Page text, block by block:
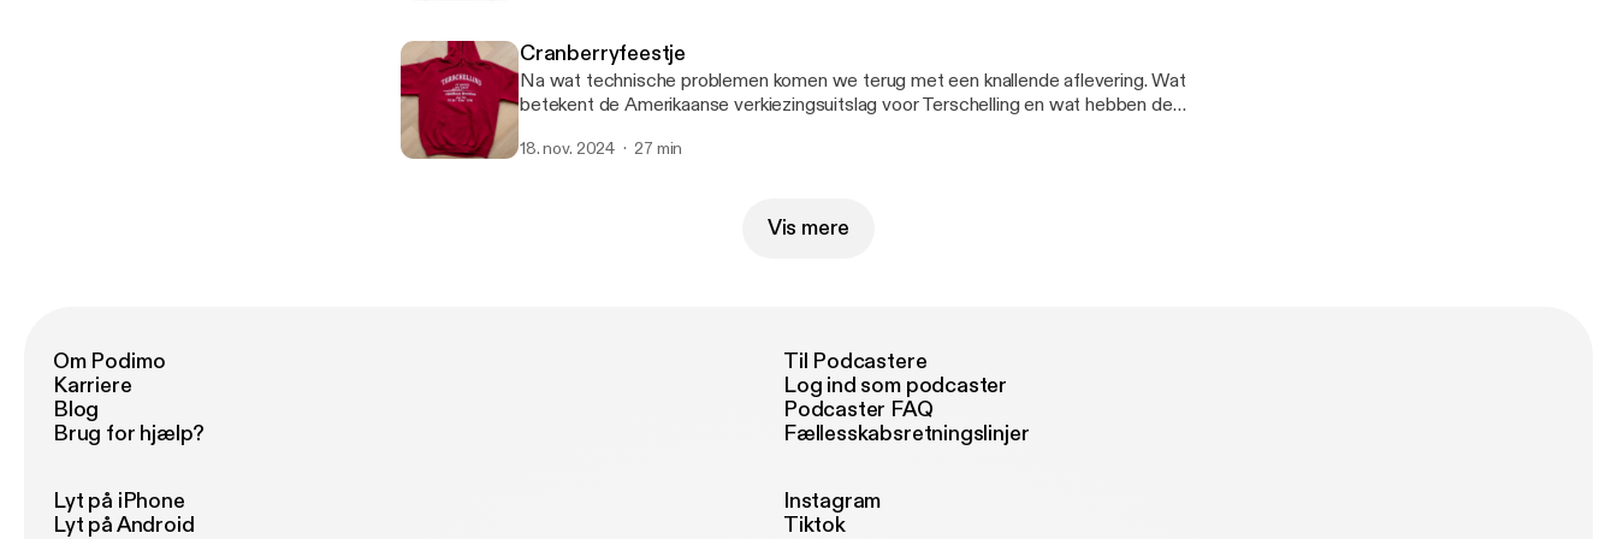
Cranberryfeestje
Na wat technische problemen komen we terug met een knallende aflevering. Wat
betekent de Amerikaanse verkiezingsuitslag voor Terschelling en wat hebben de
cranberry te bewonderen en Sjors heeft het een en ander meegemaakt met
18. nov. 2024 27 min
Vis mere
Om Podimo
Karriere
Blog
Brug for hjælp?
Til Podcastere
Log ind som podcaster
Podcaster FAQ
Fællesskabsretningslinjer
Lyt på iPhone
Lyt på Android
Instagram
Tiktok